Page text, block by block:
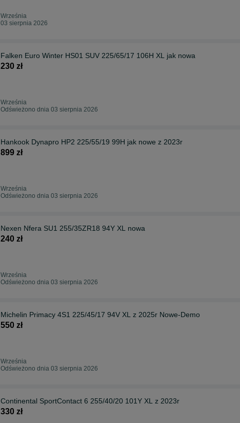
Września
03 sierpnia 2026
Falken Euro Winter HS01 SUV 225/65/17 106H XL jak nowa
230 zł
Września
Odświeżono dnia 03 sierpnia 2026
Hankook Dynapro HP2 225/55/19 99H jak nowe z 2023r
899 zł
Września
Odświeżono dnia 03 sierpnia 2026
Nexen Nfera SU1 255/35ZR18 94Y XL nowa
240 zł
Września
Odświeżono dnia 03 sierpnia 2026
Michelin Primacy 4S1 225/45/17 94V XL z 2025r Nowe-Demo
550 zł
Września
Odświeżono dnia 03 sierpnia 2026
Continental SportContact 6 255/40/20 101Y XL z 2023r
330 zł